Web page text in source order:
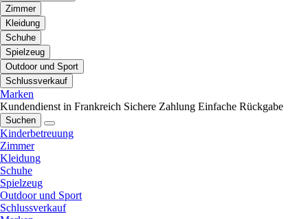
Zimmer
Kleidung
Schuhe
Spielzeug
Outdoor und Sport
Schlussverkauf
Marken
Kundendienst in Frankreich Sichere Zahlung Einfache Rückgabe
Suchen
Kinderbetreuung
Zimmer
Kleidung
Schuhe
Spielzeug
Outdoor und Sport
Schlussverkauf